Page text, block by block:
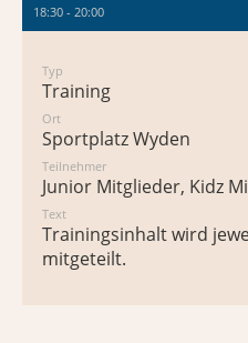
18:30 - 20:00
Typ
Training
Ort
Sportplatz Wyden
Teilnehmer
Junior Mitglieder, Kidz
Text
Trainingsinhalt wird
mitgeteilt.